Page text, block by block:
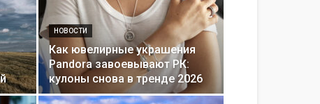
НОВОСТИ
Как ювелирные украшения
Pandora завоевывают РК:
кулоны снова в тренде 2026